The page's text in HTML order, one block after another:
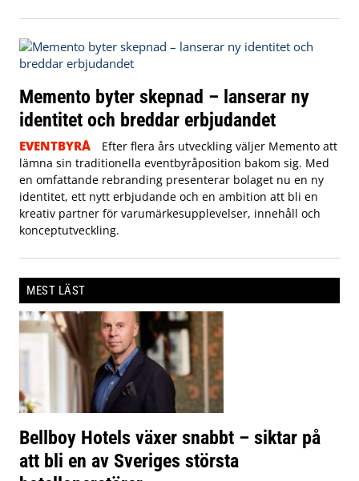
Memento byter skepnad – lanserar ny
identitet och breddar erbjudandet
EVENTBYRÅ
Efter flera års utveckling väljer Memento att
lämna sin traditionella eventbyråposition bakom sig. Med
en omfattande rebranding presenterar bolaget nu en ny
identitet, ett nytt erbjudande och en ambition att bli en
kreativ partner för varumärkesupplevelser, innehåll och
konceptutveckling.
MEST LÄST
Bellboy Hotels växer snabbt – siktar på
att bli en av Sveriges största